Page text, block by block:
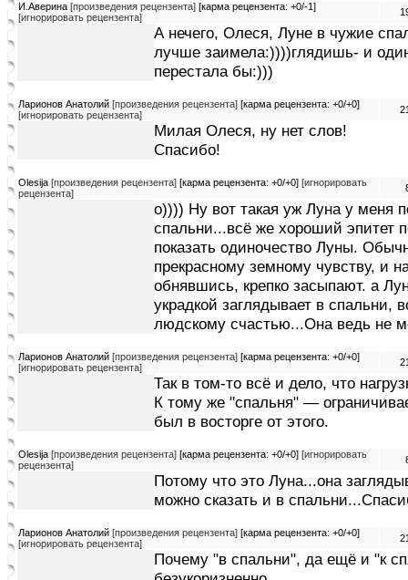
И.Аверина [произведения рецензента] [карма рецензента: +0/-1]
[игнорировать рецензента]
А нечего, Олеся, Луне в чужие
лучше заимела:))))глядишь- и
перестала бы:)))
Ларионов Анатолий [произведения рецензента] [карма рецензента: +0/+0]
[игнорировать рецензента]
Милая Олеся, ну нет слов!
Спасибо!
Olesija [произведения рецензента] [карма рецензента: +0/+0] [игнорировать
рецензента]
о)))) Ну вот такая уж Луна у меня
спальни...всё же хороший эпитет
показать одиночество Луны.
прекрасному земному чувству, и
обнявшись, крепко засыпают. а
украдкой заглядывает в спальни,
людскому счастью...Она ведь не
Ларионов Анатолий [произведения рецензента] [карма рецензента: +0/+0]
[игнорировать рецензента]
Так в том-то всё и дело, что
К тому же "спальня" —
был в восторге от этого.
Olesija [произведения рецензента] [карма рецензента: +0/+0] [игнорировать
рецензента]
Потому что это Луна...она
можно сказать и в
Ларионов Анатолий [произведения рецензента] [карма рецензента: +0/+0]
[игнорировать рецензента]
Почему "в спальни", да ещё и "к